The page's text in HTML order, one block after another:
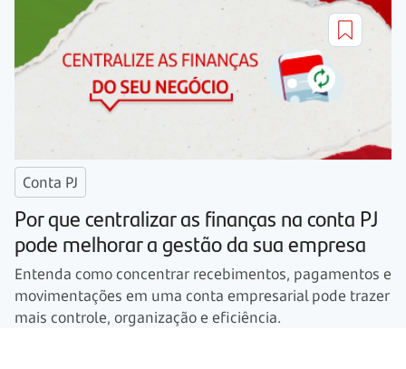
Conta PJ
Por que centralizar as finanças na conta PJ
pode melhorar a gestão da sua empresa
Entenda como concentrar recebimentos, pagamentos e
movimentações em uma conta empresarial pode trazer
mais controle, organização e eficiência.